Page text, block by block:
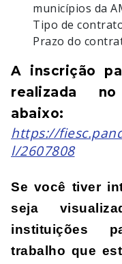
municípios da
Tipo de
Prazo do
A inscrição
realizada
abaixo:
https://
l/2607808
Se você tiver
seja
instituições
trabalho que